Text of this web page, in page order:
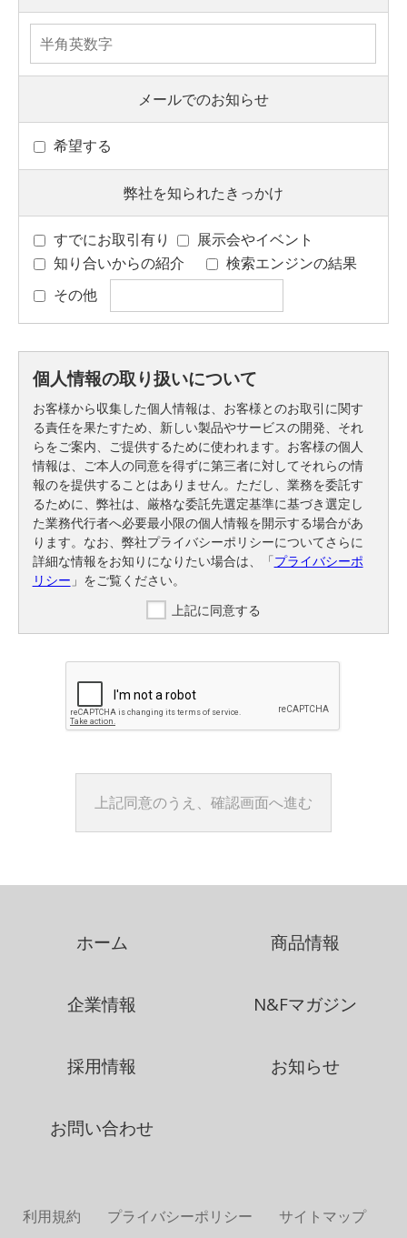
メールでのお知らせ
希望する
弊社を知られたきっかけ
すでにお取引有り
展示会やイベント
知り合いからの紹介
検索エンジンの結果
その他
個人情報の取り扱いについて
お客様から収集した個人情報は、お客様とのお取引に関す
る責任を果たすため、新しい製品やサービスの開発、それ
らをご案内、ご提供するために使われます。お客様の個人
情報は、ご本人の同意を得ずに第三者に対してそれらの情
報のを提供することはありません。ただし、業務を委託す
るために、弊社は、厳格な委託先選定基準に基づき選定し
た業務代行者へ必要最小限の個人情報を開示する場合があ
ります。なお、弊社プライバシーポリシーについてさらに
詳細な情報をお知りになりたい場合は、「プライバシーポ
リシー 」をご覧ください。
上記に同意する
ホーム 商品情報
企業情報 N&Fマガジン
採用情報 お知らせ
お問い合わせ
利用規約 プライバシーポリシー サイトマップ